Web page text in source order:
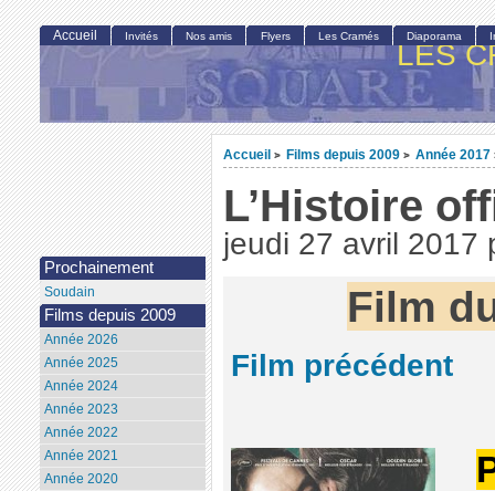
LES
Accueil > Films depuis 2009 > Année 2017
L’Histoire
jeudi 27 avril 2017
Film
Film précédent
Accueil Invités Nos amis Flyers Les Cramés Diaporama
Prochainement
Soudain
Films depuis 2009
Année 2026
Année 2025
Année 2024
Année 2023
Année 2022
Année 2021
Année 2020